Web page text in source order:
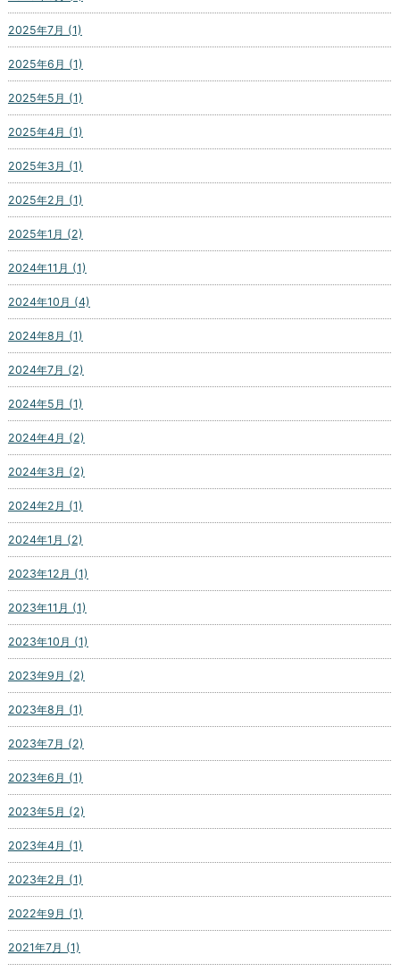
2025年7月 (1)
2025年6月 (1)
2025年5月 (1)
2025年4月 (1)
2025年3月 (1)
2025年2月 (1)
2025年1月 (2)
2024年11月 (1)
2024年10月 (4)
2024年8月 (1)
2024年7月 (2)
2024年5月 (1)
2024年4月 (2)
2024年3月 (2)
2024年2月 (1)
2024年1月 (2)
2023年12月 (1)
2023年11月 (1)
2023年10月 (1)
2023年9月 (2)
2023年8月 (1)
2023年7月 (2)
2023年6月 (1)
2023年5月 (2)
2023年4月 (1)
2023年2月 (1)
2022年9月 (1)
2021年7月 (1)